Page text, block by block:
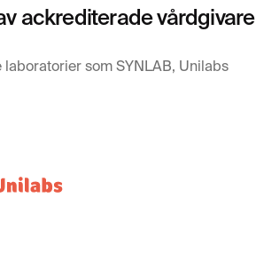
ackrediterade vårdgivare
som SYNLAB, Unilabs